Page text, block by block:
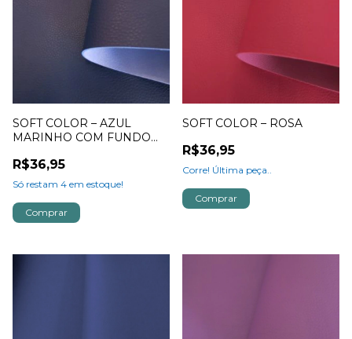
SOFT COLOR – AZUL
MARINHO COM FUNDO
R$36,95
Só restam 4 em estoque!
SOFT COLOR – ROSA
R$36,95
Corre! Última peça..